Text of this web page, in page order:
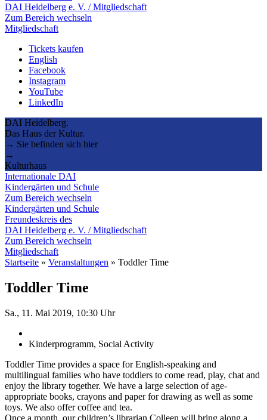
DAI Heidelberg e. V. / Mitgliedschaft
Zum Bereich wechseln
Mitgliedschaft
Tickets kaufen
English
Facebook
Instagram
YouTube
LinkedIn
DAI Heidelberg.
Das Haus der Kultur.
→ Sie befinden sich hier
→
Kulturhaus
Internationale DAI
Kindergärten und Schule
Zum Bereich wechseln
Kindergärten und Schule
Freundeskreis des
DAI Heidelberg e. V. / Mitgliedschaft
Zum Bereich wechseln
Mitgliedschaft
Startseite » Veranstaltungen » Toddler Time
Toddler Time
Sa., 11. Mai 2019, 10:30 Uhr
Kinderprogramm, Social Activity
Toddler Time provides a space for English-speaking and
multilingual families who have toddlers to come read, play, chat and
enjoy the library together. We have a large selection of age-
appropriate books, crayons and paper for drawing as well as some
toys. We also offer coffee and tea.
Once a month, our children’s librarian Colleen will bring along a